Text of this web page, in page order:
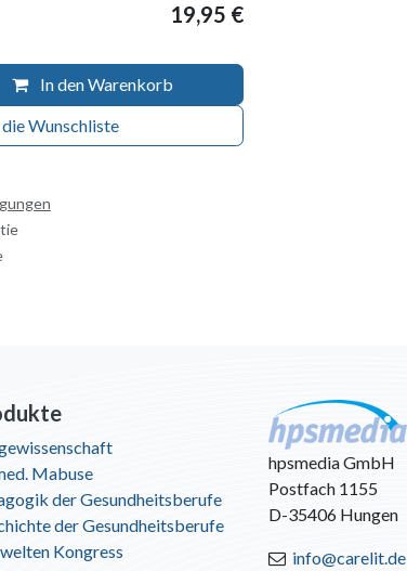
In den Warenkorb
Wunschliste
19,95 €
Mabuse
der Gesundheitsberufe
der Gesundheitsberufe
Kongress
hpsmedia GmbH
Postfach 1155
D-35406 Hungen
info@carelit.de